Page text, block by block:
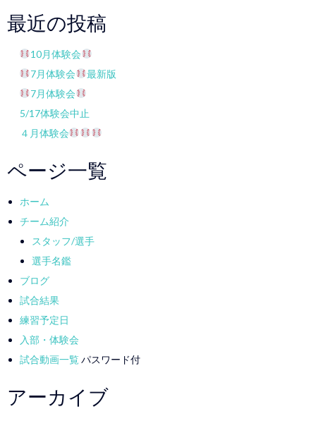
最近の投稿
10月体験会
7月体験会
最新版
7月体験会
5/17体験会中止
４月体験会
ページ一覧
ホーム
チーム紹介
スタッフ/選手
選手名鑑
ブログ
試合結果
練習予定日
入部・体験会
試合動画一覧パスワード付
アーカイブ